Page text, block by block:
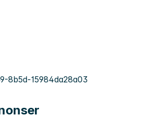
8b5d-15984da28a03